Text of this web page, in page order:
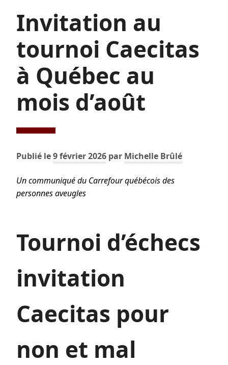
Invitation au
tournoi Caecitas
à Québec au
mois d’août
Publié le9 février 2026 par Michelle Brûlé
Un communiqué du Carrefour québécois des
personnes aveugles
Tournoi d’échecs
invitation
Caecitas pour
non et mal